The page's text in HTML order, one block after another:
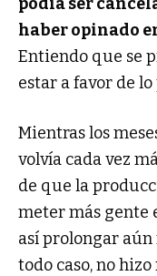
haber opinado
Entiendo que se
estar a favor de
Mientras los
volvía cada vez
de que la
meter más gente
así prolongar aún
todo caso, no